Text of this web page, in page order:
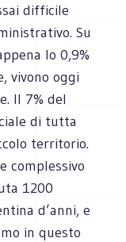
difficile
Su
lo 0,9%
vivono oggi
Il 7% del
di tutta
territorio.
complessivo
1200
d’anni, e
in questo